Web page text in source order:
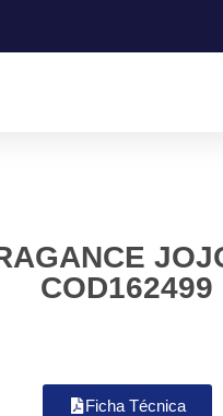
COD162499
Ficha Técnica